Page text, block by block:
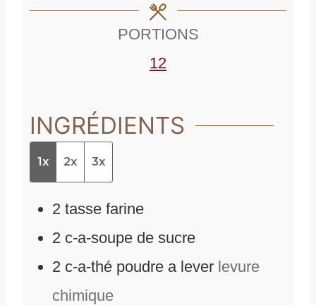
s
PORTIONS
12
INGRÉDIENTS
1x 2x 3x
2 tasse farine
2 c-a-soupe de sucre
2 c-a-thé poudre a lever levure
chimique